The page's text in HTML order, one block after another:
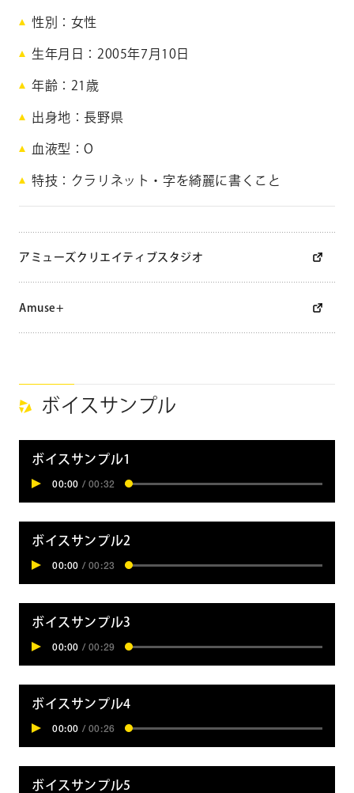
宮
あ
ず
さ
S
i
n
m
i
a
u
s
性別 女性
生年月日 2005年7月10日
年齢 21 歳
出身地 長野県
血液型 O
特技 クラリネット・字を綺麗に書くこと
アミューズクリエイティブスタジオ
Amuse+
ボイスサンプル
ボイスサンプル1
00:00 / 00:32
ボイスサンプル2
00:00 / 00:23
ボイスサンプル3
00:00 / 00:29
ボイスサンプル4
00:00 / 00:26
ボイスサンプル5